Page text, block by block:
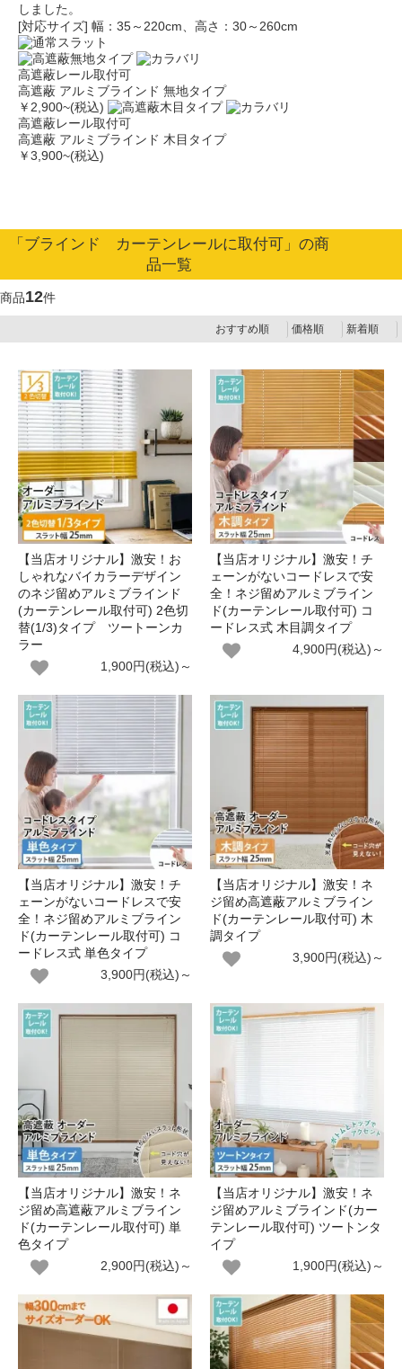
しました。
[対応サイズ] 幅：35～220cm、高さ：30～260cm
高遮蔽レール取付可
高遮蔽 アルミブラインド 無地タイプ
￥2,900~(税込)
高遮蔽レール取付可
高遮蔽 アルミブラインド 木目タイプ
￥3,900~(税込)
「ブラインド カーテンレールに取付可」の商
品一覧
商品12件
おすすめ順 価格順 新着順
【当店オリジナル】激安！お
しゃれなバイカラーデザイン
のネジ留めアルミブラインド
(カーテンレール取付可) 2色切
替(1/3)タイプ ツートーンカ
ラー
1,900円(税込)～
【当店オリジナル】激安！チ
ェーンがないコードレスで安
全！ネジ留めアルミブライン
ド(カーテンレール取付可) コ
ードレス式 木目調タイプ
4,900円(税込)～
【当店オリジナル】激安！チ
ェーンがないコードレスで安
全！ネジ留めアルミブライン
ド(カーテンレール取付可) コ
ードレス式 単色タイプ
3,900円(税込)～
【当店オリジナル】激安！ネ
ジ留め高遮蔽アルミブライン
ド(カーテンレール取付可) 木
調タイプ
3,900円(税込)～
【当店オリジナル】激安！ネ
ジ留め高遮蔽アルミブライン
ド(カーテンレール取付可) 単
色タイプ
2,900円(税込)～
【当店オリジナル】激安！ネ
ジ留めアルミブラインド(カー
テンレール取付可) ツートンタ
イプ
1,900円(税込)～